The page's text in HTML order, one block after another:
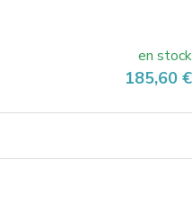
en stock
Prix
185,60 €